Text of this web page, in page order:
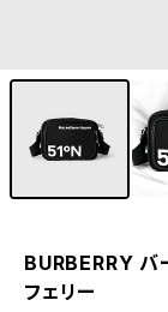
BURBERRY バ
フェリー